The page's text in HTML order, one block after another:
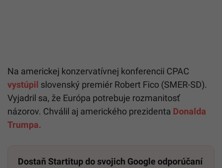
Na americkej konzervatívnej konferencii CPAC
vystúpil slovenský premiér Robert Fico (SMER-SD).
Vyjadril sa, že Európa potrebuje rozmanitosť
názorov. Chválil aj amerického prezidenta Donalda
Trumpa.
Dostaň Startitup do svojich Google odporúčaní